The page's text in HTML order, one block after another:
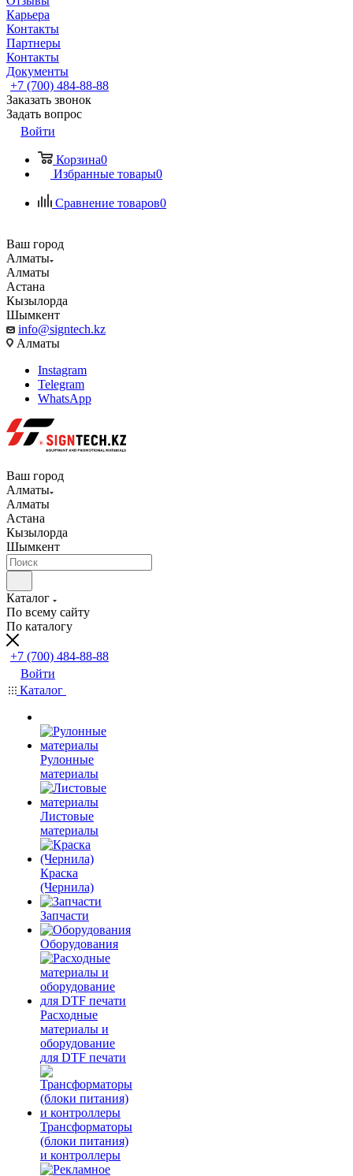
Карьера
Контакты
Партнеры
Контакты
Документы
+7 (700) 484-88-88
Заказать звонок
Задать вопрос
Войти
Корзина0
Избранные товары0
Сравнение товаров0
Ваш город
Алматы
Алматы
Астана
Кызылорда
Шымкент
info@signtech.kz
Алматы
Instagram
Telegram
WhatsApp
Ваш город
Алматы
Алматы
Астана
Кызылорда
Шымкент
Каталог
По всему сайту
По каталогу
+7 (700) 484-88-88
Войти
Каталог
Рулонные
материалы
Листовые
материалы
Краска
(Чернила)
Запчасти
Оборудования
Расходные
материалы и
оборудование
для DTF печати
Трансформаторы
(блоки питания)
и контроллеры